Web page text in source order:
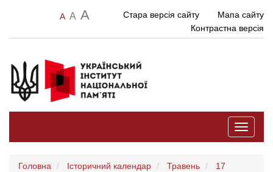
A A A Стара версія сайту
Мапа сайту
Контрастна версія
Toggle
Головна Історичний календар Травень
17